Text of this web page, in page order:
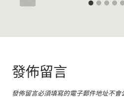
發佈留言
發佈留言必須填寫的電子郵件地址不會